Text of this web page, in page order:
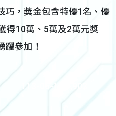
巧，獎金包含特優1名、優
得10萬、5萬及2萬元獎
躍參加！
113-05-10:1,902